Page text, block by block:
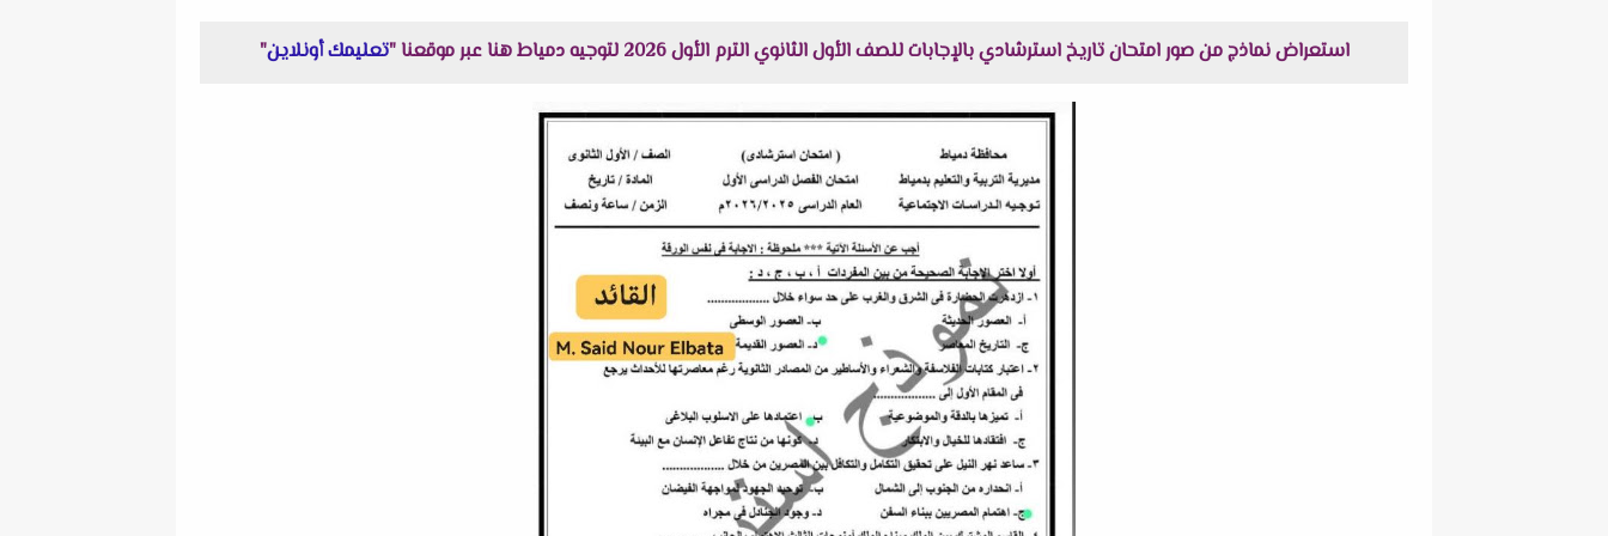
استعراض نماذج من صور امتحان تاريخ استرشادي بالإجابات للصف الأول الثانوي الترم الأول 2026 لتوجيه دمياط هنا عبر موقعنا " تعليمك أونلاين"